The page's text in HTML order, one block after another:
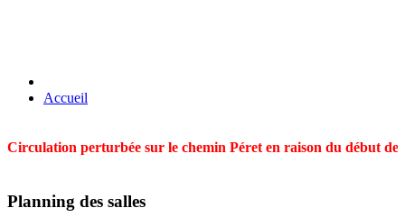
Accueil
Circulation perturbée sur le chemin Péret en raison du début
Planning des salles